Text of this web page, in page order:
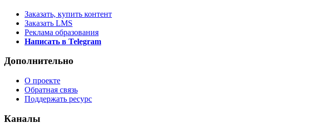
Заказать, купить контент
Заказать LMS
Реклама образования
Написать в Telegram
Дополнительно
О проекте
Обратная связь
Поддержать ресурс
Каналы